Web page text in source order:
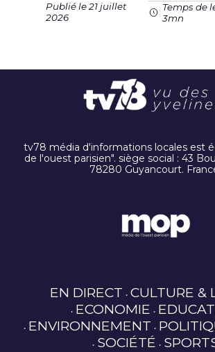
Publié le 21 juillet
2026
Temps de
3mn
tv78 média d'informations locales est
de l'ouest parisien". siège social : 43
78280 Guyancourt.
EN DIRECT CULTURE &
ECONOMIE
ENVIRONNEMENT
SOCIÉTÉ